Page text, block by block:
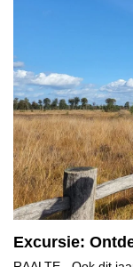
Excursie: